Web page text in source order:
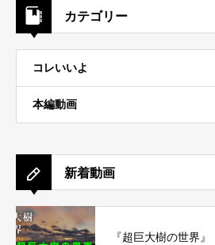
カテゴリー
コレいいよ
本編動画
新着動画
『超巨大樹の世界